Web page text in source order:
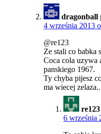
dragonball
4 września 2013
@re123
Ze stali co babka
Coca cola uzywa
panskiego 1967.
Ty chyba pijesz
ma wiecej zelaza..
re123
6 września